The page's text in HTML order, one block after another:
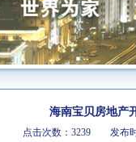
海南宝贝房地产
点击次数：3239 发布